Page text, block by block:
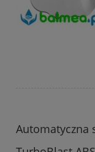
Automatyczna